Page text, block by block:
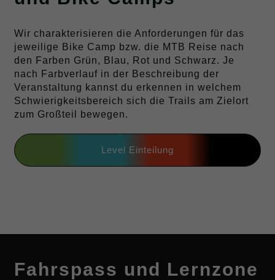
Frauen Bike Camp Oberammergau
Toskana Piombino, Campiglia & Massa
Toskana Massa Marittima (Level 3)
Toskana Isola del Giglio (Level 3)
Toskana Isola d'Elba Tagestrip von Piombino
Wir charakterisieren die Anforderungen für das
jeweilige Bike Camp bzw. die MTB Reise nach
den Farben Grün, Blau, Rot und Schwarz. Je
nach Farbverlauf in der Beschreibung der
Veranstaltung kannst du erkennen in welchem
Schwierigkeitsbereich sich die Trails am Zielort
zum Großteil bewegen.
Level Einteilung
Fahrspass und Lernzone